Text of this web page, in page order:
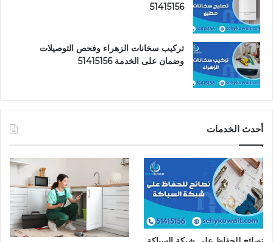
51415156
تركيب سخانات الزهراء وفحص التوصيلات
وضمان على الخدمة 51415156
أحدث الخدمات